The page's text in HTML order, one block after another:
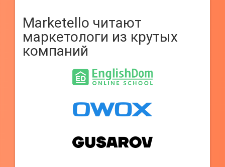
Marketello читают
маркетологи из крутых
компаний